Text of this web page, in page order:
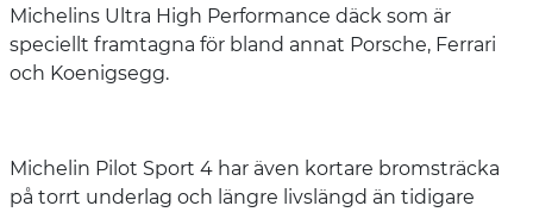
Michelins Ultra High Performance däck som är
speciellt framtagna för bland annat Porsche, Ferrari
och Koenigsegg.
Michelin Pilot Sport 4 har även kortare bromsträcka
på torrt underlag och längre livslängd än tidigare